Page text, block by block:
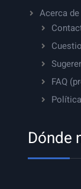
Acerca de
FAQ
Dónde